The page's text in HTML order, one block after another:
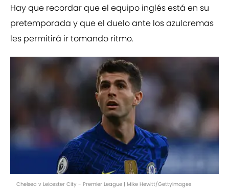
Hay que recordar que el equipo inglés está en su
pretemporada y que el duelo ante los azulcremas
les permitirá ir tomando ritmo.
Chelsea v Leicester City - Premier League | Mike Hewitt/GettyImages